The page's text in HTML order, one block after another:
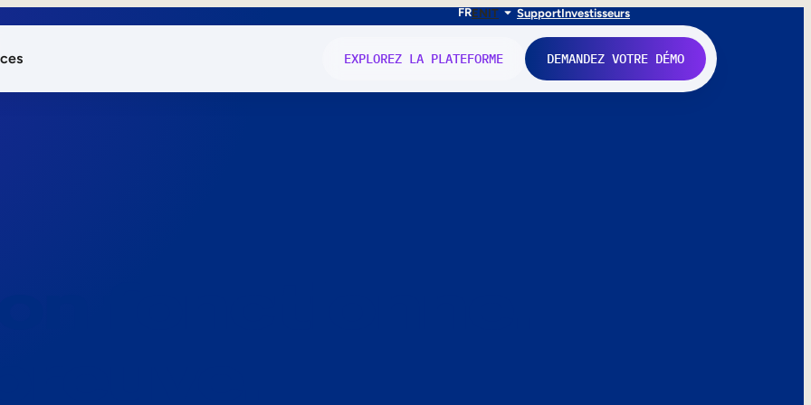
FRENIT SupportInvestisseurs
EXPLOREZ LA PLATEFORME DEMANDEZ VOTRE DÉMO